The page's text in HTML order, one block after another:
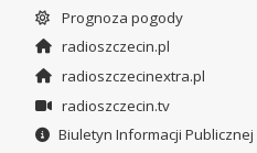
Prognoza pogody
radioszczecin.pl
radioszczecinextra.pl
radioszczecin.tv
Biuletyn Informacji Publicznej